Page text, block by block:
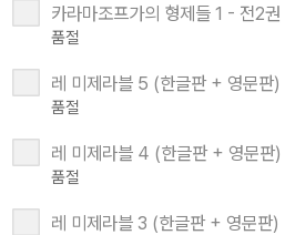
카라마조프가의 형제들 1 - 전2
품절
레 미제라블 5 (한글판 + 영문판)
품절
레 미제라블 4 (한글판 + 영문판)
품절
레 미제라블 3 (한글판 + 영문판)